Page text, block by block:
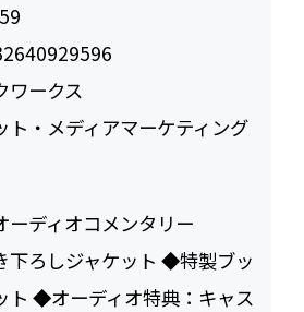
ワークス
ト・メディアマーケティング
ーディオコメンタリー
ろしジャケット ◆特製ブッ
ト ◆オーディオ特典：キャス